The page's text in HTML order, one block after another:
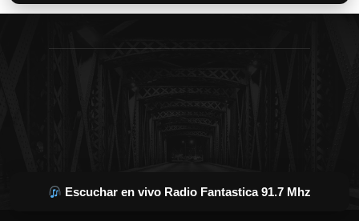
Escuchar en vivo Radio Fantastica 91.7 Mhz